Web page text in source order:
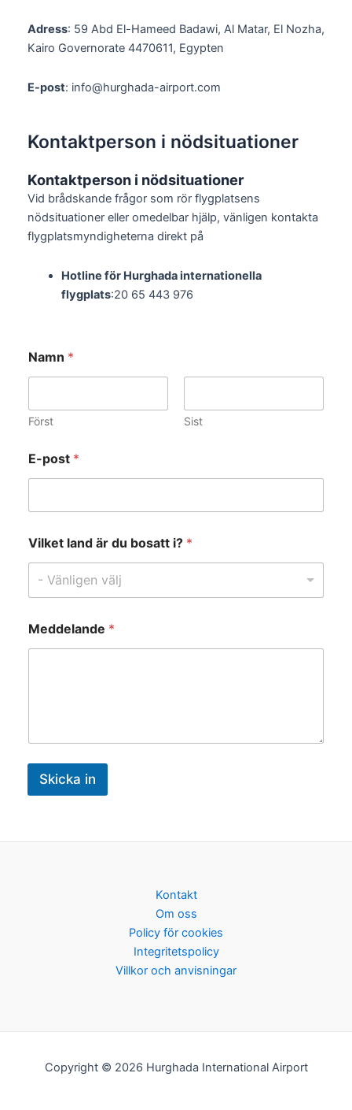
Adress: 59 Abd El-Hameed Badawi, Al Matar, El Nozha,
Kairo Governorate 4470611, Egypten
E-post: info@hurghada-airport.com
Kontaktperson i nödsituationer
Kontaktperson i nödsituationer
Vid brådskande frågor som rör flygplatsens
nödsituationer eller omedelbar hjälp, vänligen kontakta
flygplatsmyndigheterna direkt på
Hotline för Hurghada internationella
flygplats:20 65 443 976
Namn *
Först Sist
E-post *
-
p
ä
r
*
Vilket land är du bosatt i? *
- Vänligen välj
Meddelande *
Skicka in
Kontakt
Om oss
Policy för cookies
Integritetspolicy
Villkor och anvisningar
Copyright © 2026 Hurghada International Airport